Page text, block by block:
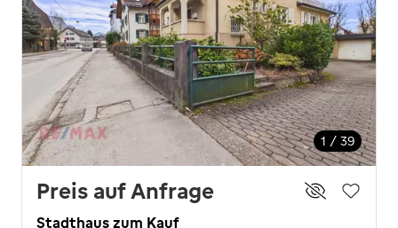
1 / 39
Preis auf Anfrage
Stadthaus zum Kauf